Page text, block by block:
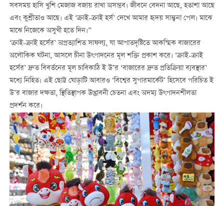
সবসময় হাসি খুশি মেজাজ বজায় রাখা অসম্ভব। জীবনে বেদনা আছে, হতাশা আছে
এবং কুশ্রীতাও আছে। এই ‘ক্রাই-ক্রাই হর্স’ দেখে আমার হৃদয় সান্ত্বনা পেল। মাঝে
মাঝে নিজেকে অসুখী হতে দিন।”
‘ক্রাই-ক্রাই হর্সের’ অপ্রত্যাশিত সাফল্য, যা আপাতদৃষ্টিতে আকস্মিক বাজারের
অলৌকিক ঘটনা, আসলে চীনা উৎপাদনের মূল শক্তি প্রকাশ করে। ‘ক্রাই-ক্রাই
হর্সের’ দ্রুত বিবর্তনের মূল চাবিকাঠি ই উ’র ‘বাজারের দ্রুত প্রতিক্রিয়া ব্যবস্থার’
মধ্যে নিহিত। এই ছোট্ট ঘোড়াটি আবারও ‘বিশ্বের সুপারমার্কেট’ হিসেবে পরিচিত ই
উ’র বাজার দক্ষতা, স্থিতিস্থাপক উদ্ভাবনী চেতনা এবং অদম্য উৎপাদনশীলতা
প্রদর্শন করে।